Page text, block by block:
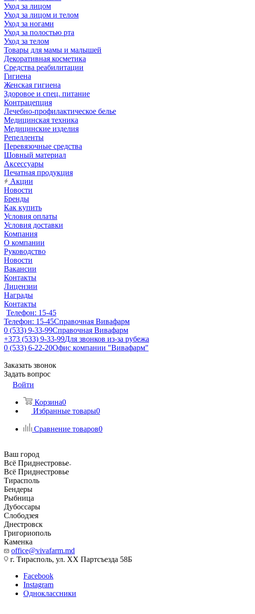
Уход за лицом
Уход за лицом и телом
Уход за ногами
Уход за полостью рта
Уход за телом
Товары для мамы и малышей
Декоративная косметика
Средства реабилитации
Гигиена
Женская гигиена
Здоровое и спец. питание
Контрацепция
Лечебно-профилактическое белье
Медицинская техника
Медицинские изделия
Репелленты
Перевязочные средства
Шовный материал
Аксессуары
Печатная продукция
Акции
Новости
Бренды
Как купить
Условия оплаты
Условия доставки
Компания
О компании
Руководство
Новости
Вакансии
Контакты
Лицензии
Награды
Контакты
Телефон: 15-45
Телефон: 15-45Справочная Вивафарм
0 (533) 9-33-99Справочная Вивафарм
+373 (533) 9-33-99Для звонков из-за рубежа
0 (533) 6-22-20Офис компании "Вивафарм"
Заказать звонок
Задать вопрос
Войти
Корзина0
Избранные товары0
Сравнение товаров0
Ваш город
Всё Приднестровье
Всё Приднестровье
Тирасполь
Бендеры
Рыбница
Дубоссары
Слободзея
Днестровск
Григориополь
Каменка
office@vivafarm.md
г. Тирасполь, ул. ХХ Партсъезда 58Б
Facebook
Instagram
Одноклассники